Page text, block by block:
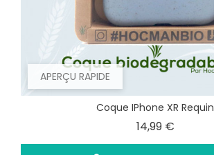
APERÇU RAPIDE
Coque IPhone XR Requin
14,99 €Prix